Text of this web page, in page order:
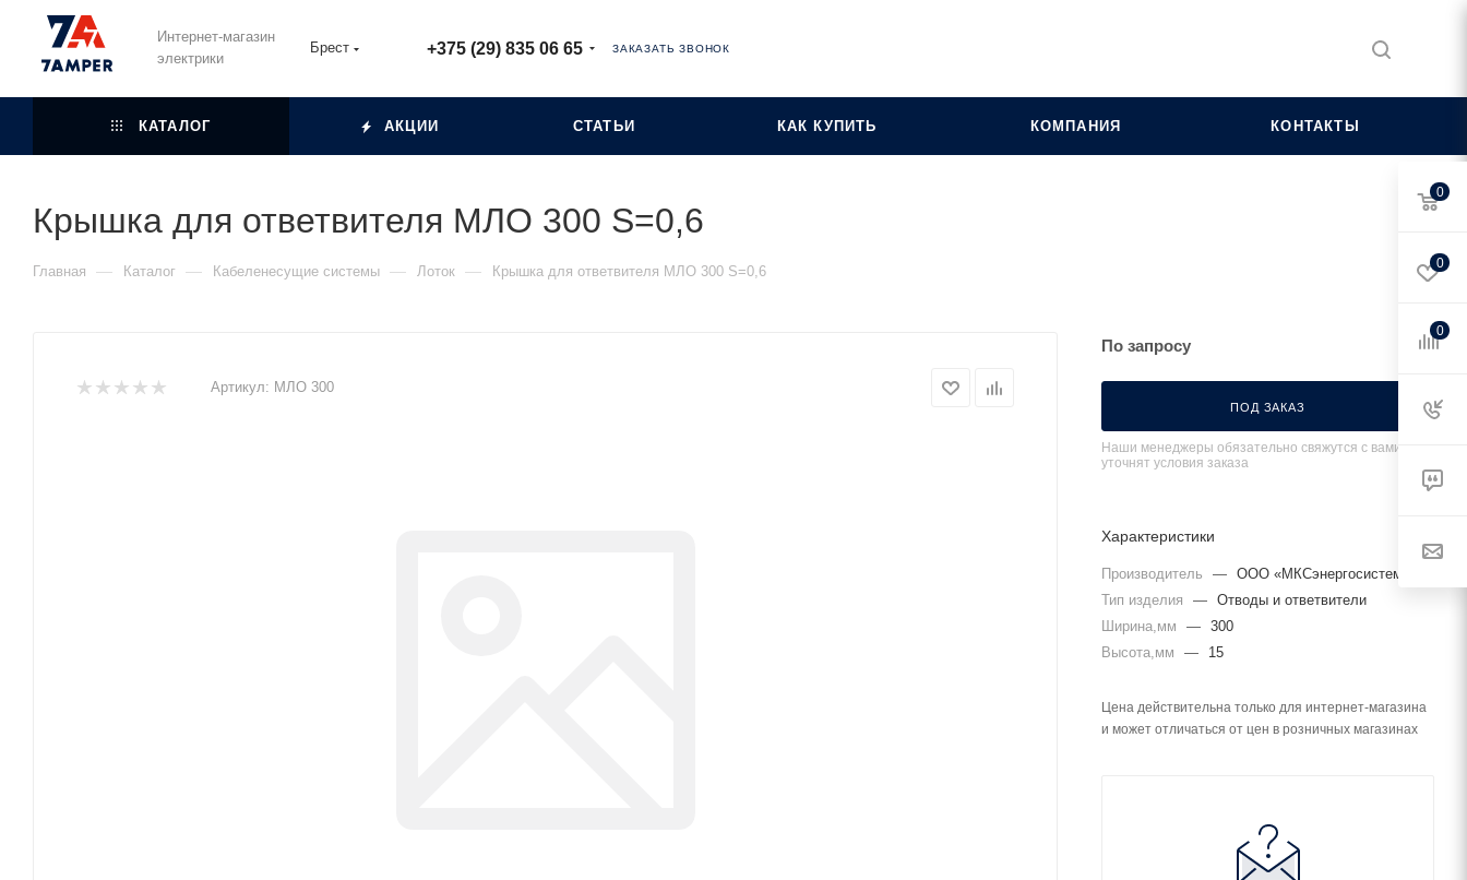
Интернет-магазин
электрики
Брест +375 (29) 835 06 65 ЗАКАЗАТЬ ЗВОНОК
КАТАЛОГ АКЦИИ СТАТЬИ КАК КУПИТЬ КОМПАНИЯ КОНТАКТЫ
Крышка для ответвителя МЛО 300 S=0,6
Главная — Каталог — Кабеленесущие системы — Лоток — Крышка для ответвителя МЛО 300 S=0,6
Артикул: МЛО 300
По запросу
ПОД ЗАКАЗ
Наши менеджеры обязательно свяжутся с вами и
уточнят условия заказа
Характеристики
Производитель — ООО «МКСэнергосистем»
Тип изделия
— Отводы и ответвители
Ширина,мм
— 300
Высота,мм
— 15
Цена действительна только для интернет-магазина
и может отличаться от цен в розничных магазинах
0
0
0